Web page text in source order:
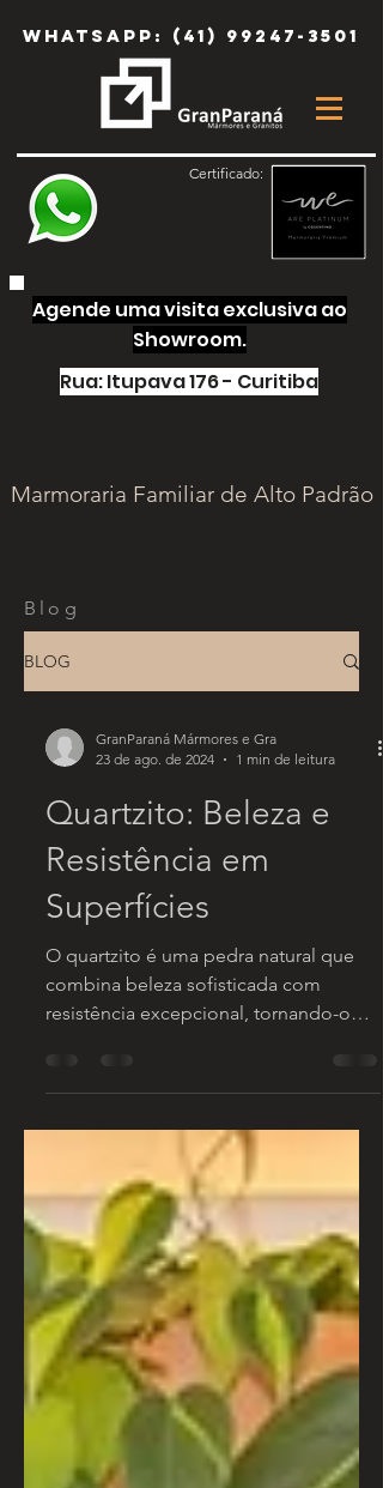
Whatsapp: (41) 99247-3501
Certificado:
Agende uma visita exclusiva ao
Showroom.
Rua: Itupava 176 - Curitiba
Marmoraria Familiar de Alto Padrão
Blog
BLOG
GranParaná Mármores e Gra
23 de ago. de 2024
1 min de leitura
Quartzito: Beleza e
Resistência em
Superfícies
O quartzito é uma pedra natural que
combina beleza sofisticada com
resistência excepcional, tornando-o